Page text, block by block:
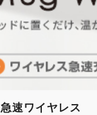
速ワイヤレス